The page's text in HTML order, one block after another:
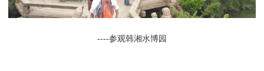
----参观韩湘水博园